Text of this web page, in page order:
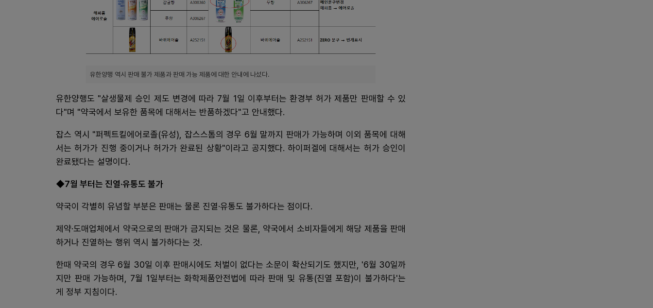
유한양행 역시 판매 불가 제품과 판매 가능 제품에 대한 안내에 나섰다.
유한양행도 "살생물제 승인 제도 변경에 따라 7월 1일 이후부터는 환경부 허가 제품만 판매할 수 있
다"며 "약국에서 보유한 품목에 대해서는 반품하겠다"고 안내했다.
잡스 역시 "퍼펙트킬에어로졸(유성), 잡스스톰의 경우 6월 말까지 판매가 가능하며 이외 품목에 대해
서는 허가가 진행 중이거나 허가가 완료된 상황"이라고 공지했다. 하이퍼겔에 대해서는 허가 승인이
완료됐다는 설명이다.
◆7월 부터는 진열·유통도 불가
약국이 각별히 유념할 부분은 판매는 물론 진열·유통도 불가하다는 점이다.
제약·도매업체에서 약국으로의 판매가 금지되는 것은 물론, 약국에서 소비자들에게 해당 제품을 판매
하거나 진열하는 행위 역시 불가하다는 것.
한때 약국의 경우 6월 30일 이후 판매시에도 처벌이 없다는 소문이 확산되기도 했지만, '6월 30일까
지만 판매 가능하며, 7월 1일부터는 화학제품안전법에 따라 판매 및 유통(진열 포함)이 불가하다'는
게 정부 지침이다.